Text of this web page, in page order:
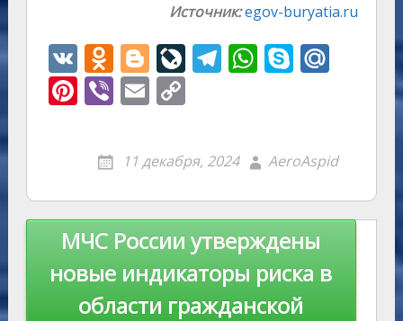
Источник:egov-buryatia.ru
V
K
O
d
n
kl
as
s
ni
ki
Bl
o
g
er
Li
v
eJ
u
r
n
al
T
a
m
W
A
p
p
S
e
M
u
Pi
er
st
Vi
er
E
ai
l
C
p
y
Li
n
k
11 декабря, 2024 AeroAspid
Навигация
МЧС России утверждены
новые индикаторы риска в
области гражданской